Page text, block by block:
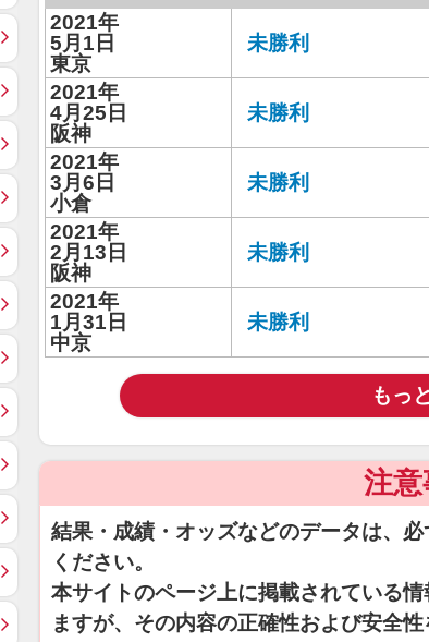
2021年
5月1日
東京
未勝利
2021年
4月25日
阪神
未勝利
2021年
3月6日
小倉
未勝利
2021年
2月13日
阪神
未勝利
2021年
1月31日
中京
未勝利
もっ
注
結果・成績・オッズなどのデータは、
ください。
本サイトのページ上に掲載されている
ますが、その内容の正確性および安全